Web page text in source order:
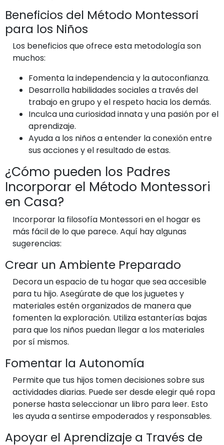
Beneficios del Método Montessori
para los Niños
Los beneficios que ofrece esta metodología son
muchos:
Fomenta la independencia y la autoconfianza.
Desarrolla habilidades sociales a través del
trabajo en grupo y el respeto hacia los demás.
Inculca una curiosidad innata y una pasión por el
aprendizaje.
Ayuda a los niños a entender la conexión entre
sus acciones y el resultado de estas.
¿Cómo pueden los Padres
Incorporar el Método Montessori
en Casa?
Incorporar la filosofía Montessori en el hogar es
más fácil de lo que parece. Aquí hay algunas
sugerencias:
Crear un Ambiente Preparado
Decora un espacio de tu hogar que sea accesible
para tu hijo. Asegúrate de que los juguetes y
materiales estén organizados de manera que
fomenten la exploración. Utiliza estanterías bajas
para que los niños puedan llegar a los materiales
por sí mismos.
Fomentar la Autonomía
Permite que tus hijos tomen decisiones sobre sus
actividades diarias. Puede ser desde elegir qué ropa
ponerse hasta seleccionar un libro para leer. Esto
les ayuda a sentirse empoderados y responsables.
Apoyar el Aprendizaje a Través de